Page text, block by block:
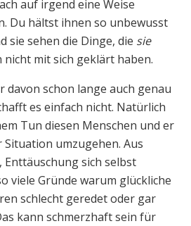
auf irgend eine Weise
Du hältst ihnen so unbewusst
sie sehen die Dinge, die sie
nicht mit sich geklärt haben.
davon schon lange auch genau
es einfach nicht. Natürlich
Tun diesen Menschen und er
umzugehen. Aus
sich selbst
viele Gründe warum glückliche
schlecht geredet oder gar
kann schmerzhaft sein für